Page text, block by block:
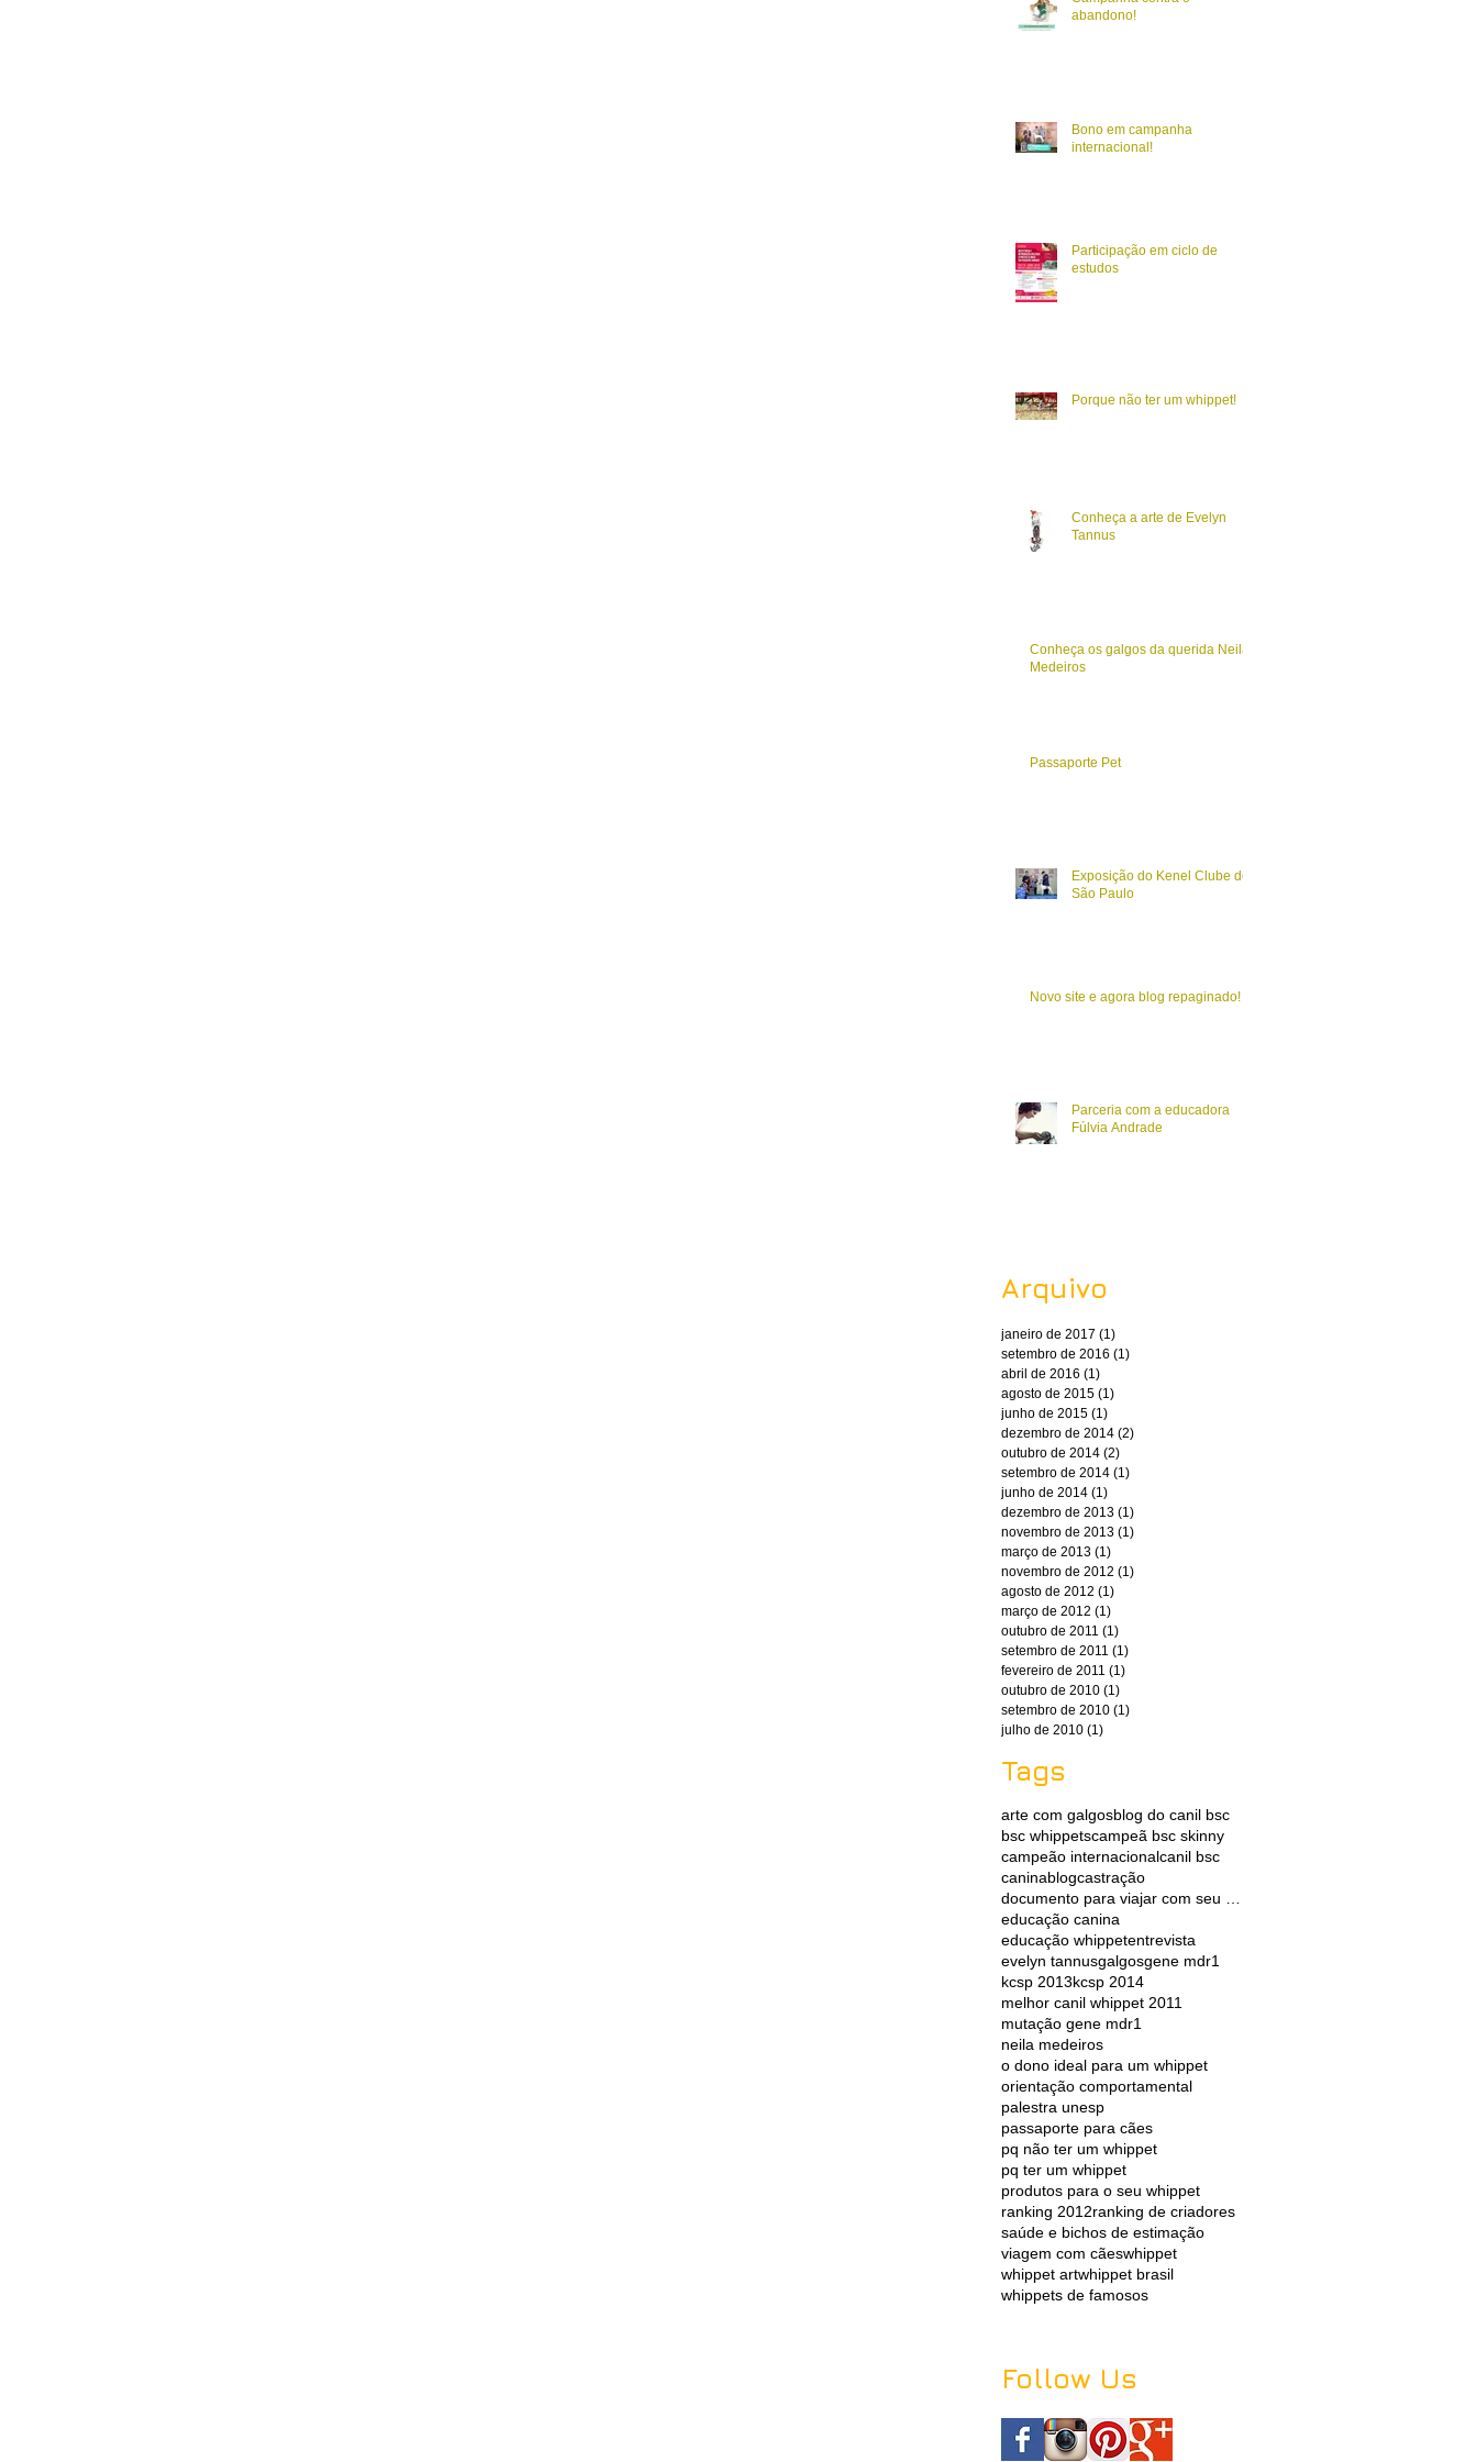
abandono!
Bono em campanha
internacional!
Participação em ciclo de
estudos
Porque não ter um whippet!
Conheça a arte de Evelyn
Tannus
Conheça os galgos da querida Neila
Medeiros
Passaporte Pet
Exposição do Kenel Clube de
São Paulo
Novo site e agora blog repaginado!
Parceria com a educadora
Fúlvia Andrade
Arquivo
janeiro de 2017 (1)
setembro de 2016 (1)
abril de 2016 (1)
agosto de 2015 (1)
junho de 2015 (1)
dezembro de 2014 (2)
outubro de 2014 (2)
setembro de 2014 (1)
junho de 2014 (1)
dezembro de 2013 (1)
novembro de 2013 (1)
março de 2013 (1)
novembro de 2012 (1)
agosto de 2012 (1)
março de 2012 (1)
outubro de 2011 (1)
setembro de 2011 (1)
fevereiro de 2011 (1)
outubro de 2010 (1)
setembro de 2010 (1)
julho de 2010 (1)
Tags
arte com galgosblog do canil bsc
bsc whippetscampeã bsc skinny
campeão internacionalcanil bsc
caninablogcastração
educação canina
educação whippetentrevista
evelyn tannusgalgosgene mdr1
kcsp 2013kcsp 2014
melhor canil whippet 2011
mutação gene mdr1
neila medeiros
o dono ideal para um whippet
orientação comportamental
palestra unesp
passaporte para cães
pq não ter um whippet
pq ter um whippet
produtos para o seu whippet
ranking 2012ranking de criadores
saúde e bichos de estimação
viagem com cãeswhippet
whippet artwhippet brasil
whippets de famosos
Follow Us